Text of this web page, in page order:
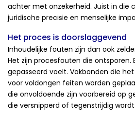
achter met onzekerheid. Juist in die
juridische precisie en menselijke
Het proces is doorslaggevend
Inhoudelijke fouten zijn dan ook
Het zijn procesfouten die ontsporen.
gepasseerd voelt. Vakbonden die
voor voldongen feiten worden
die onvoldoende zijn voorbereid op
die versnipperd of tegenstrijdig